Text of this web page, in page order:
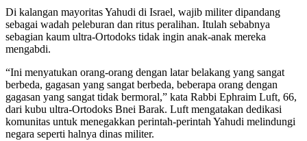
Di kalangan mayoritas Yahudi di Israel, wajib militer dipandang
sebagai wadah peleburan dan ritus peralihan. Itulah sebabnya
sebagian kaum ultra-Ortodoks tidak ingin anak-anak mereka
mengabdi.
“Ini menyatukan orang-orang dengan latar belakang yang sangat
berbeda, gagasan yang sangat berbeda, beberapa orang dengan
gagasan yang sangat tidak bermoral,” kata Rabbi Ephraim Luft, 66,
dari kubu ultra-Ortodoks Bnei Barak. Luft mengatakan dedikasi
komunitas untuk menegakkan perintah-perintah Yahudi melindungi
negara seperti halnya dinas militer.